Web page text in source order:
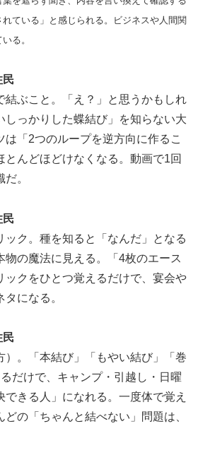
ている」と感じられる。ビジネスや人間関
る。
民
結ぶこと。「え？」と思うかもしれ
しっかりした蝶結び」を知らない大
は「2つのループを逆方向に作るこ
とんどほどけなくなる。動画で1回
。
民
ック。種を知ると「なんだ」となる
物の魔法に見える。「4枚のエース
ックをひとつ覚えるだけで、宴会や
になる。
民
）。「本結び」「もやい結び」「巻
だけで、キャンプ・引越し・日曜
できる人」になれる。一度体で覚え
の「ちゃんと結べない」問題は、